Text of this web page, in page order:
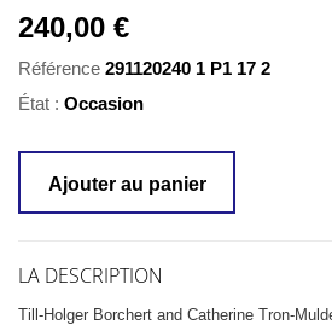
240,00 €
Référence 291120240 1 P1 17 2
État : Occasion
Ajouter au panier
LA DESCRIPTION
Till-Holger Borchert and Catherine Tron-